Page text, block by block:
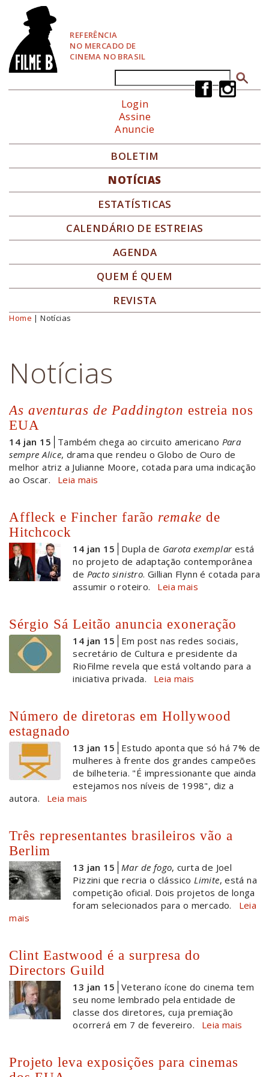
REFERÊNCIA
NO MERCADO DE
CINEMA NO BRASIL
Formulário de busca
Login
Assine
Anuncie
BOLETIM
NOTÍCIAS
ESTATÍSTICAS
CALENDÁRIO DE ESTREIAS
AGENDA
QUEM É QUEM
REVISTA
Você está aqui
Home | Notícias
Notícias
As aventuras de Paddington estreia nos
EUA
14 jan 15 Também chega ao circuito americano Para
sempre Alice, drama que rendeu o Globo de Ouro de
melhor atriz a Julianne Moore, cotada para uma indicação
ao Oscar.
Leia mais
Affleck e Fincher farão remake de
Hitchcock
14 jan 15 Dupla de Garota exemplarestá
no projeto de adaptação contemporânea
de Pacto sinistro. Gillian Flynn é cotada para
assumir o roteiro.
Leia mais
Sérgio Sá Leitão anuncia exoneração
14 jan 15
Em post nas redes sociais,
secretário de Cultura e presidente da
RioFilme revela que está voltando para a
iniciativa privada.
Leia mais
Número de diretoras em Hollywood
estagnado
13 jan 15
Estudo aponta que só há 7% de
mulheres à frente dos grandes campeões
de bilheteria. "É impressionante que ainda
estejamos nos níveis de 1998", diz a
autora.
Leia mais
Três representantes brasileiros vão a
Berlim
13 jan 15 Mar de fogo, curta de Joel
Pizzini que recria o clássico Limite, está na
competição oficial. Dois projetos de longa
foram selecionados para o mercado.
Leia
mais
Clint Eastwood é a surpresa do
Directors Guild
13 jan 15 Veterano ícone do cinema tem
seu nome lembrado pela entidade de
classe dos diretores, cuja premiação
ocorrerá em 7 de fevereiro.
Leia mais
Projeto leva exposições para cinemas